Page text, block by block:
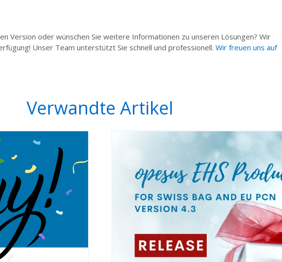
Version oder wünschen Sie weitere Informationen zu unseren Lösungen? Wir
Unser Team unterstützt Sie schnell und professionell. Wir freuen uns auf
Verwandte Artikel